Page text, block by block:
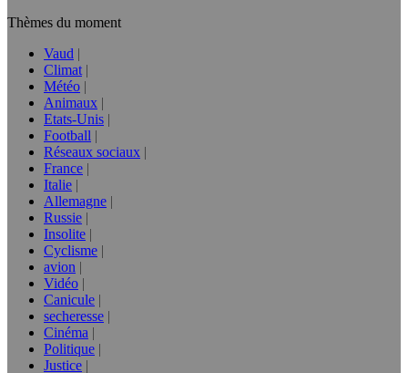
Thèmes du moment
Vaud
Climat
Météo
Animaux
Etats-Unis
Football
Réseaux sociaux
France
Italie
Allemagne
Russie
Insolite
Cyclisme
avion
Vidéo
Canicule
secheresse
Cinéma
Politique
Justice